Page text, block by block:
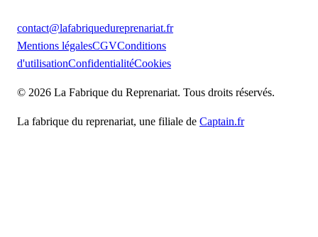
contact@lafabriquedureprenariat.fr
Mentions légalesCGVConditions
d'utilisationConfidentialitéCookies
© 2026 La Fabrique du Reprenariat. Tous droits réservés.
La fabrique du reprenariat, une filiale de Captain.fr